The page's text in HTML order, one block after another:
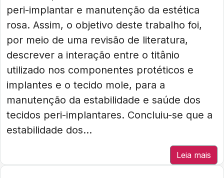
peri-implantar e manutenção da estética
rosa. Assim, o objetivo deste trabalho foi,
por meio de uma revisão de literatura,
descrever a interação entre o titânio
utilizado nos componentes protéticos e
implantes e o tecido mole, para a
manutenção da estabilidade e saúde dos
tecidos peri-implantares. Concluiu-se que a
estabilidade dos...
Leia mais